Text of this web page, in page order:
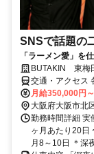
SNSで話題の
「ラーメン愛」を
BUTAKIN 東梅
交通・アクセス
月給350,000円
大阪府大阪市北
勤務時間詳細 実
ヶ月あたり20日
月8～10日 ＊深